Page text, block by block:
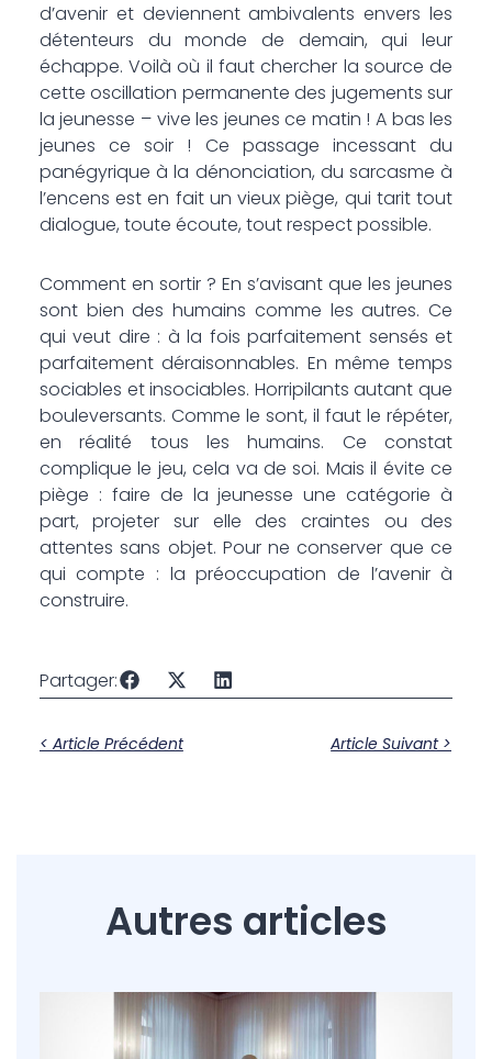
d’avenir et deviennent ambivalents envers les
détenteurs du monde de demain, qui leur
échappe. Voilà où il faut chercher la source de
cette oscillation permanente des jugements sur
la jeunesse – vive les jeunes ce matin ! A bas les
jeunes ce soir ! Ce passage incessant du
panégyrique à la dénonciation, du sarcasme à
l’encens est en fait un vieux piège, qui tarit tout
dialogue, toute écoute, tout respect possible.
Comment en sortir ? En s’avisant que les jeunes
sont bien des humains comme les autres. Ce
qui veut dire : à la fois parfaitement sensés et
parfaitement déraisonnables. En même temps
sociables et insociables. Horripilants autant que
bouleversants. Comme le sont, il faut le répéter,
en réalité tous les humains. Ce constat
complique le jeu, cela va de soi. Mais il évite ce
piège : faire de la jeunesse une catégorie à
part, projeter sur elle des craintes ou des
attentes sans objet. Pour ne conserver que ce
qui compte : la préoccupation de l’avenir à
construire.
Partager:
< Article Précédent Article Suivant >
Autres articles